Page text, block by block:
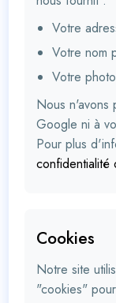
Votre
Votre nom
Votre
Nous n'avons
Google ni à
Pour plus
Cookies
Notre site
"cookies"